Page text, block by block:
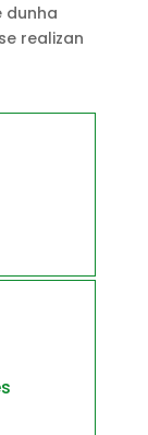
dunha
realizan